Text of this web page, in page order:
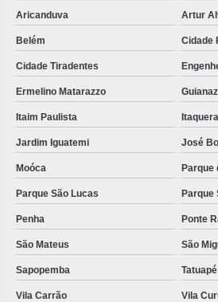
SAPATILHA CIRURGICA DESCARTAVEL
SAPATILHA DESCARTAVEL
SAPATILHA PROPÉ ANTIDERRAPANTE
SAPATILHAS DESCARTÁVEIS PREÇO
TOUCA DESCARTÁVEL BRANCA
TOUCA DESCARTÁVEL ROSA
TOUCA DESCARTÁVEL TNT
TOUCA SANFONADA DESCARTÁVEL
TOUCA TNT
Aricanduva Artur
Belém Cidade
Cidade Tiradentes
Ermelino Matarazzo
Itaim Paulista Itaquera
Jardim Iguatemi José
Moóca Parque
Parque São Lucas Parque
Penha Ponte
São Mateus São
Sapopemba Tatuapé
Vila Carrão Vila